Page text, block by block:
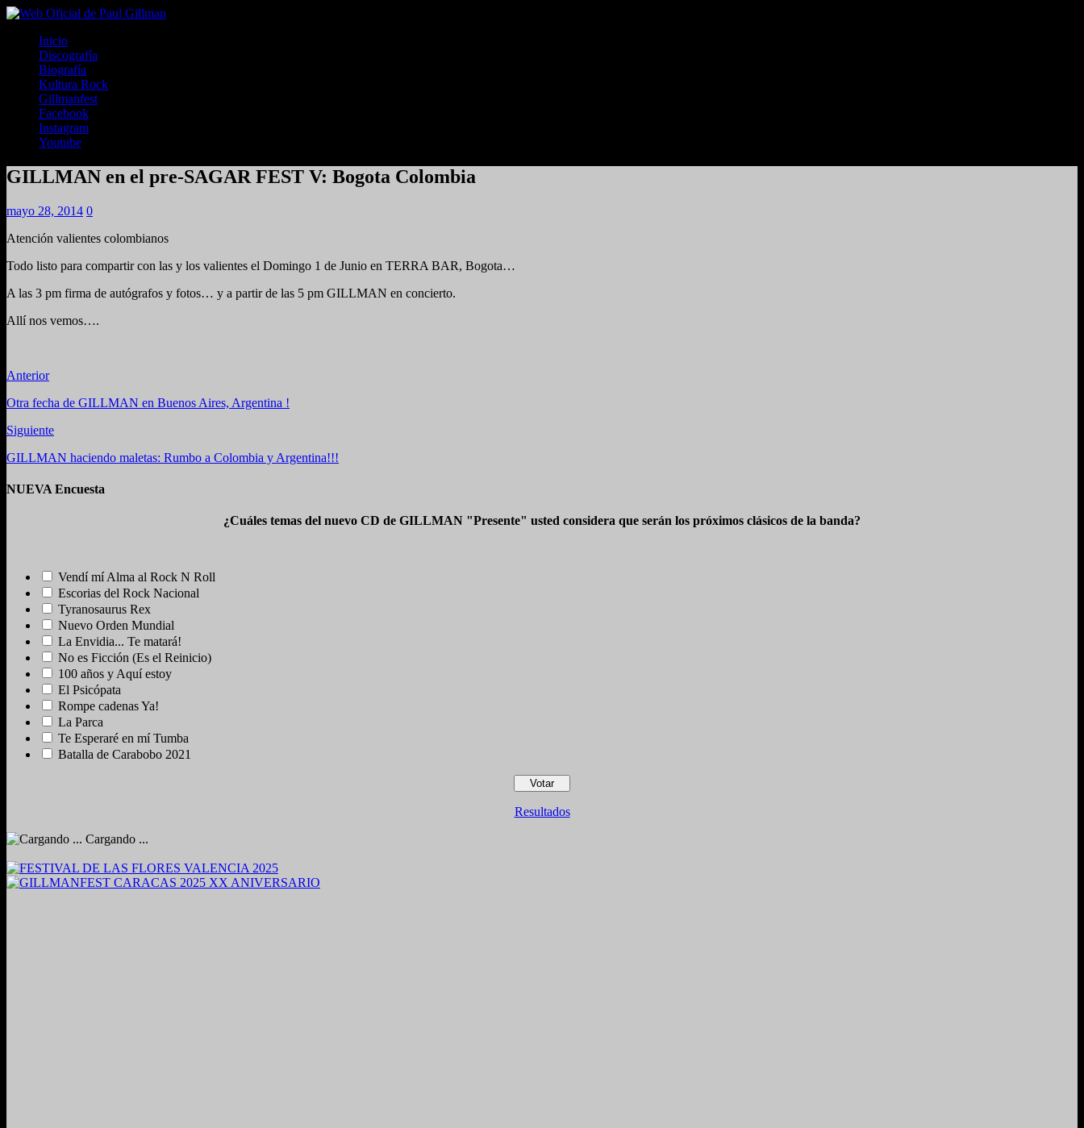
Inicio
Discografía
Biografía
Kultura Rock
Gillmanfest
Facebook
Instagram
Youtube
GILLMAN en el pre-SAGAR FEST V: Bogota Colombia
mayo 28, 2014 0
Atención valientes colombianos
Todo listo para compartir con las y los valientes el Domingo 1 de Junio en TERRA BAR, Bogota…
A las 3 pm firma de autógrafos y fotos… y a partir de las 5 pm GILLMAN en concierto.
Allí nos vemos….
Anterior
Otra fecha de GILLMAN en Buenos Aires, Argentina !
Siguiente
GILLMAN haciendo maletas: Rumbo a Colombia y Argentina!!!
NUEVA Encuesta
¿Cuáles temas del nuevo CD de GILLMAN "Presente" usted considera que serán los próximos clásicos de la banda?
Vendí mí Alma al Rock N Roll
Escorias del Rock Nacional
Tyranosaurus Rex
Nuevo Orden Mundial
La Envidia... Te matará!
No es Ficción (Es el Reinicio)
100 años y Aquí estoy
El Psicópata
Rompe cadenas Ya!
La Parca
Te Esperaré en mí Tumba
Batalla de Carabobo 2021
Resultados
Cargando ...